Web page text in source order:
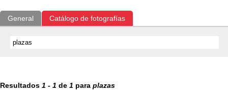
General Catálogo de fotografías
Resultados 1 - 1 de 1 para plazas